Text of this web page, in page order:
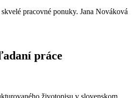
pracovné ponuky. Jana Nováková
práce
životopisu v slovenskom